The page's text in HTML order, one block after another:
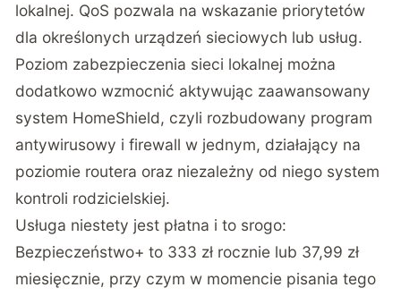
lokalnej. QoS pozwala na wskazanie priorytetów
dla określonych urządzeń sieciowych lub usług.
Poziom zabezpieczenia sieci lokalnej można
dodatkowo wzmocnić aktywując zaawansowany
system HomeShield, czyli rozbudowany program
antywirusowy i firewall w jednym, działający na
poziomie routera oraz niezależny od niego system
kontroli rodzicielskiej.
Usługa niestety jest płatna i to srogo:
Bezpieczeństwo+ to 333 zł rocznie lub 37,99 zł
miesięcznie, przy czym w momencie pisania tego